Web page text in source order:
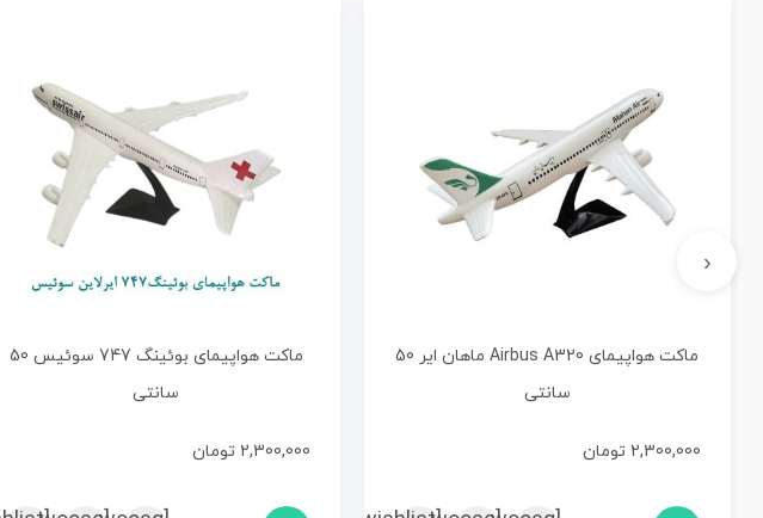
ماکت هواپیمای Airbus A320 ماهان ایر 50
سانتی
2,300,000 تومان
ماکت هواپیمای بوئینگ 747 سوئیس 50
سانتی
2,300,000 تومان
‹